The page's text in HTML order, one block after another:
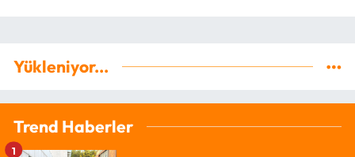
Yükleniyor...
Trend Haberler
1